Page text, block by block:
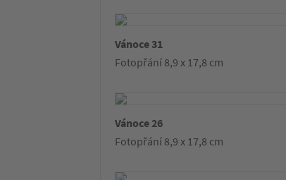
Vánoce 31
Fotopřání 8,9 x 17,8 cm
Vánoce 26
Fotopřání 8,9 x 17,8 cm